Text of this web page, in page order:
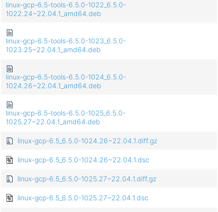
linux-gcp-6.5-tools-6.5.0-1022_6.5.0-
1022.24~22.04.1_amd64.deb
linux-gcp-6.5-tools-6.5.0-1023_6.5.0-
1023.25~22.04.1_amd64.deb
linux-gcp-6.5-tools-6.5.0-1024_6.5.0-
1024.26~22.04.1_amd64.deb
linux-gcp-6.5-tools-6.5.0-1025_6.5.0-
1025.27~22.04.1_amd64.deb
linux-gcp-6.5_6.5.0-1024.26~22.04.1.diff.gz
linux-gcp-6.5_6.5.0-1024.26~22.04.1.dsc
linux-gcp-6.5_6.5.0-1025.27~22.04.1.diff.gz
linux-gcp-6.5_6.5.0-1025.27~22.04.1.dsc